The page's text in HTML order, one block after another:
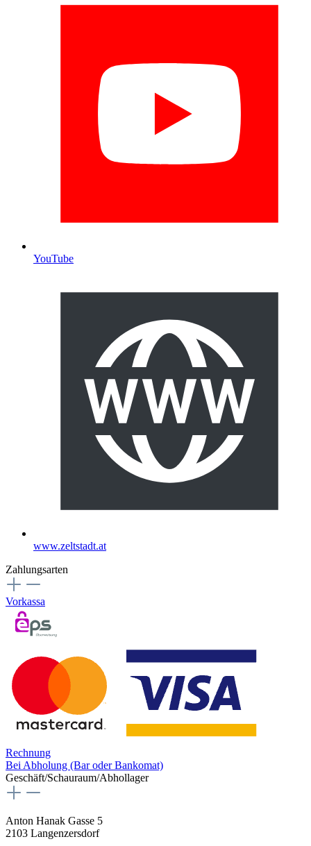
YouTube
www.zeltstadt.at
Zahlungsarten
Vorkassa
Rechnung
Bei Abholung (Bar oder Bankomat)
Geschäft/Schauraum/Abhollager
Anton Hanak Gasse 5
2103 Langenzersdorf